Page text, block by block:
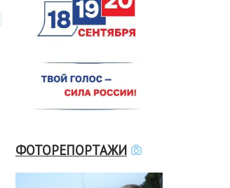
ФОТОРЕПОРТАЖИ